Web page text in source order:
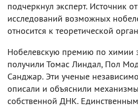
подчеркнул эксперт. Источник
исследований возможных
относится к теоретической
Нобелевскую премию по химии
получили Томас Линдал, Пол
Санджар. Эти ученые
описали и объяснили
собственной ДНК.